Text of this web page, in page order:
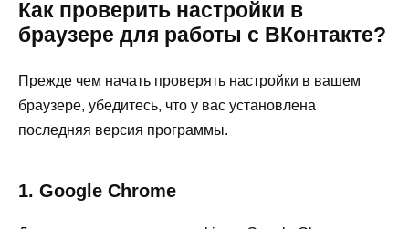
Как проверить настройки в
браузере для работы с ВКонтакте?
Прежде чем начать проверять настройки в вашем
браузере, убедитесь, что у вас установлена
последняя версия программы.
1. Google Chrome